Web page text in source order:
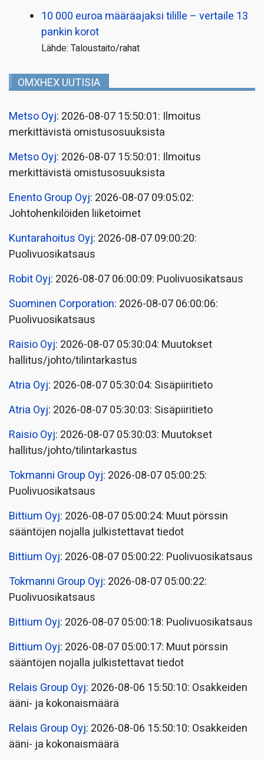
10 000 euroa määräajaksi tilille – vertaile 13
pankin korot
Lähde: Taloustaito/rahat
OMXHEX UUTISIA
Metso Oyj: 2026-08-07 15:50:01: Ilmoitus
merkittävistä omistusosuuksista
Metso Oyj: 2026-08-07 15:50:01: Ilmoitus
merkittävistä omistusosuuksista
Enento Group Oyj: 2026-08-07 09:05:02:
Johtohenkilöiden liiketoimet
Kuntarahoitus Oyj: 2026-08-07 09:00:20:
Puolivuosikatsaus
Robit Oyj: 2026-08-07 06:00:09: Puolivuosikatsaus
Suominen Corporation: 2026-08-07 06:00:06:
Puolivuosikatsaus
Raisio Oyj: 2026-08-07 05:30:04: Muutokset
hallitus/johto/tilintarkastus
Atria Oyj: 2026-08-07 05:30:04: Sisäpiiritieto
Atria Oyj: 2026-08-07 05:30:03: Sisäpiiritieto
Raisio Oyj: 2026-08-07 05:30:03: Muutokset
hallitus/johto/tilintarkastus
Tokmanni Group Oyj: 2026-08-07 05:00:25:
Puolivuosikatsaus
Bittium Oyj: 2026-08-07 05:00:24: Muut pörssin
sääntöjen nojalla julkistettavat tiedot
Bittium Oyj: 2026-08-07 05:00:22: Puolivuosikatsaus
Tokmanni Group Oyj: 2026-08-07 05:00:22:
Puolivuosikatsaus
Bittium Oyj: 2026-08-07 05:00:18: Puolivuosikatsaus
Bittium Oyj: 2026-08-07 05:00:17: Muut pörssin
sääntöjen nojalla julkistettavat tiedot
Relais Group Oyj: 2026-08-06 15:50:10: Osakkeiden
ääni- ja kokonaismäärä
Relais Group Oyj: 2026-08-06 15:50:10: Osakkeiden
ääni- ja kokonaismäärä